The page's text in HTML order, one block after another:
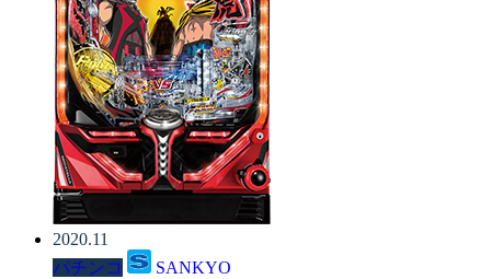
2020.11
パチンコ
SANKYO